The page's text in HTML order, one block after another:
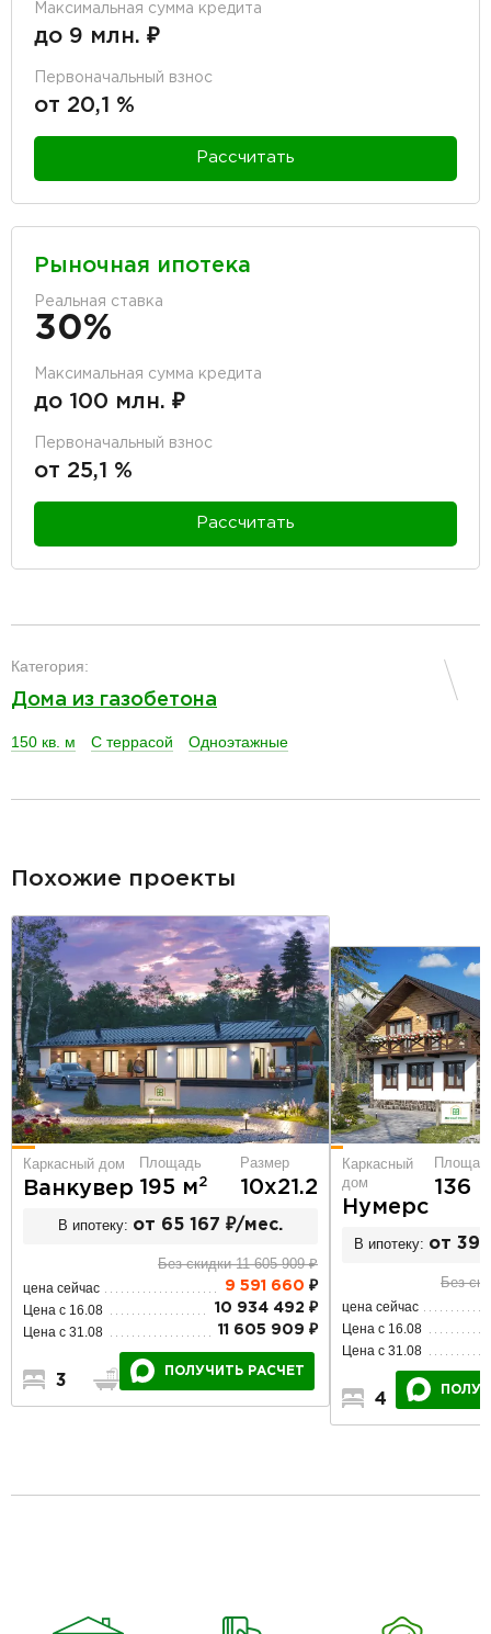
Максимальная сумма кредита
до 9 млн. ₽
Первоначальный взнос
от 20,1 %
Рассчитать
Рыночная ипотека
Реальная ставка
30%
Максимальная сумма кредита
до 100 млн. ₽
Первоначальный взнос
от 25,1 %
Рассчитать
Категория:
Дома из газобетона
150 кв. м С террасой Одноэтажные
Похожие проекты
Каркасный дом
Ванкувер
Площадь
195 м2
Размер
10х21.2
В ипотеку: от 65 167 ₽/мес.
Без скидки 11 605 909 ₽
цена сейчас 9 591 660 ₽
Цена с 16.08 10 934 492 ₽
Цена с 31.08 11 605 909 ₽
3 2 1
ПОЛУЧИТЬ РАСЧЕТ
Каркасный
дом
Нумерс
136
В ипотеку: от 39
Без
цена сейчас
Цена с 16.08
Цена с 31.08
4 2